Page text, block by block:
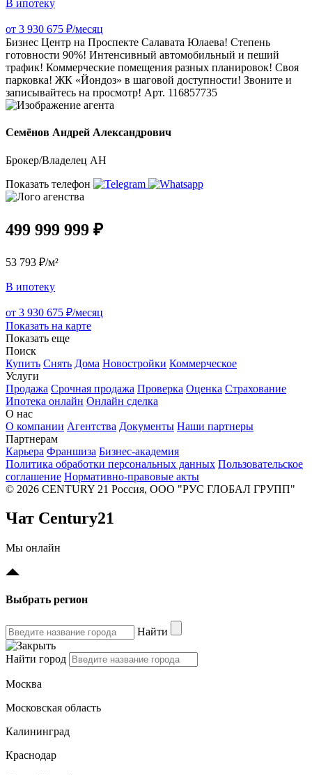
В ипотеку
от 3 930 675 ₽/месяц
Бизнес Центр на Проспекте Салавата Юлаева! Степень
готовности 90%! Интенсивный автомобильный и пеший
трафик! Коммерческие помещения разных планировок! Своя
парковка! ЖК «Йондоз» в шаговой доступности! Звоните и
записывайтесь на просмотр! Арт. 116857735
Семёнов Андрей Александрович
Брокер/Владелец АН
Показать телефон
499 999 999 ₽
53 793 ₽/м²
В ипотеку
от 3 930 675 ₽/месяц
Показать на карте
Показать еще
Поиск
Купить Снять Дома Новостройки Коммерческое
Услуги
Продажа Срочная продажа Проверка Оценка Страхование
Ипотека онлайн Онлайн сделка
О нас
О компании Агентства Документы Наши партнеры
Партнерам
Карьера Франшиза Бизнес-академия
Политика обработки персональных данных Пользовательское
соглашение Нормативно-правовые акты
© 2026 CENTURY 21 Россия, ООО "РУС ГЛОБАЛ ГРУПП"
Чат Century21
Мы онлайн
Выбрать регион
Найти
Найти город
Москва
Московская область
Калининград
Краснодар